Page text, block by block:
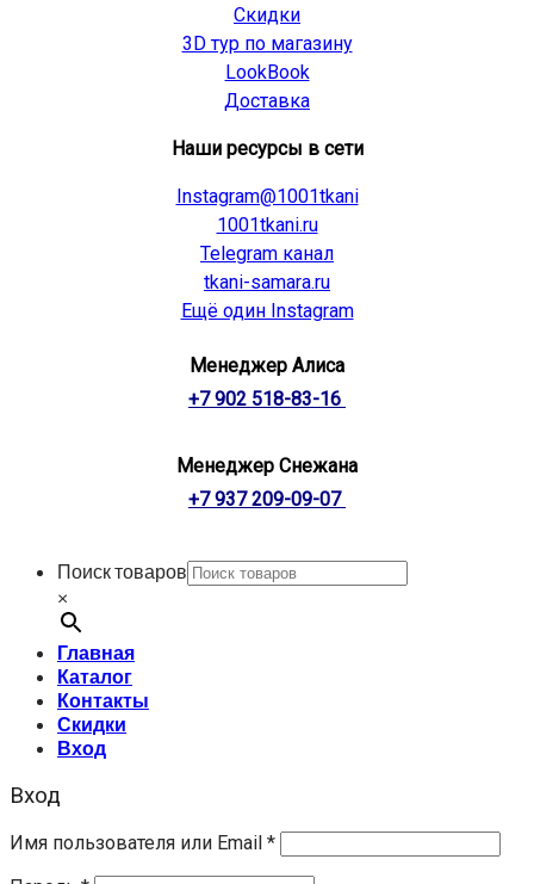
Скидки
3D тур по магазину
LookBook
Доставка
Наши ресурсы в сети
Instagram@1001tkani
1001tkani.ru
Telegram канал
tkani-samara.ru
Ещё один Instagram
Менеджер Алиса
+7 902 518-83-16
Менеджер Снежана
+7 937 209-09-07
Поиск товаров
×
Главная
Каталог
Контакты
Скидки
Вход
Вход
Имя пользователя или Email *